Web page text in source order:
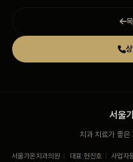
서울
치과 치료가 좋은
서울가온치과의원 대표 현진호 사업